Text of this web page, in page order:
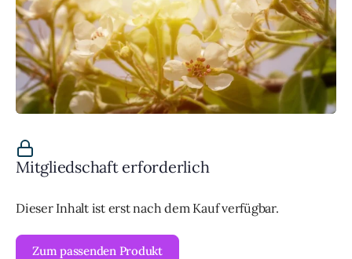
Mitgliedschaft erforderlich
Dieser Inhalt ist erst nach dem Kauf verfügbar.
Zum passenden Produkt